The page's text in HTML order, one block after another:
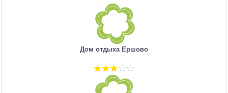
Дом отдыха Ершово